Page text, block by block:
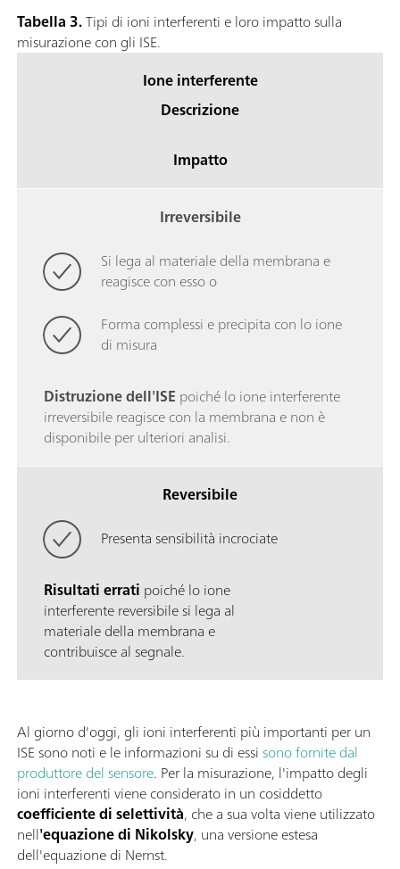
Tabella 3.Tipi di ioni interferenti e loro impatto sulla
misurazione con gli ISE.
Ione interferente
Descrizione
Impatto
Irreversibile
Si lega al materiale della membrana e
reagisce con esso o
Forma complessi e precipita con lo ione
di misura
Distruzione dell'ISE poiché lo ione interferente
irreversibile reagisce con la membrana e non è
disponibile per ulteriori analisi.
Reversibile
Presenta sensibilità incrociate
Risultati errati poiché lo ione
interferente reversibile si lega al
materiale della membrana e
contribuisce al segnale.
Al giorno d'oggi, gli ioni interferenti più importanti per un
ISE sono noti e le informazioni su di essisono fornite dal
produttore del sensore. Per la misurazione, l'impatto degli
ioni interferenti viene considerato in un cosiddetto
coefficiente di selettività, che a sua volta viene utilizzato
nell'equazione di Nikolsky, una versione estesa
dell'equazione di Nernst.